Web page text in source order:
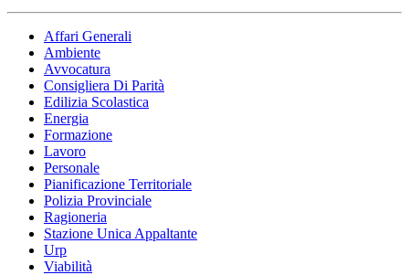
Affari Generali
Ambiente
Avvocatura
Consigliera Di Parità
Edilizia Scolastica
Energia
Formazione
Lavoro
Personale
Pianificazione Territoriale
Polizia Provinciale
Ragioneria
Stazione Unica Appaltante
Urp
Viabilità